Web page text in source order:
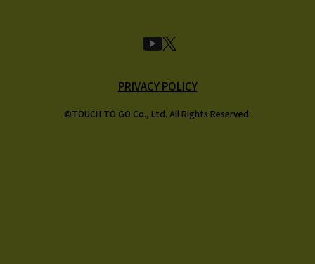
PRIVACY POLICY
©TOUCH TO GO Co., Ltd. All Rights Reserved.